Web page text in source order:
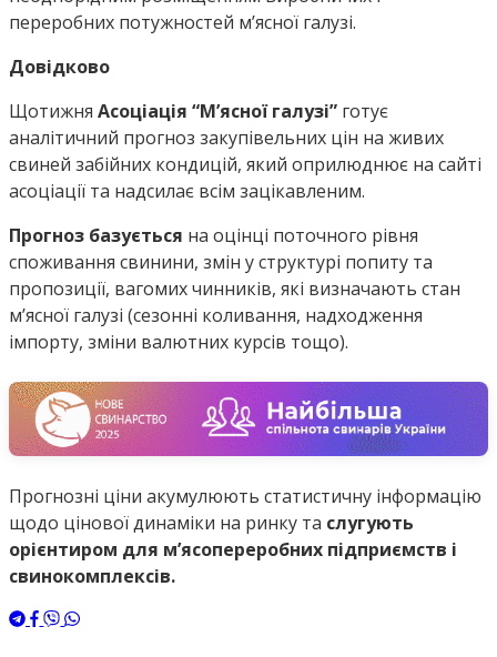
переробних потужностей м’ясної галузі.
Довідково
Щотижня Асоціація “М’ясної галузі” готує
аналітичний прогноз закупівельних цін на живих
свиней забійних кондицій, який оприлюднює на сайті
асоціації та надсилає всім зацікавленим.
Прогноз базується на оцінці поточного рівня
споживання свинини, змін у структурі попиту та
пропозиції, вагомих чинників, які визначають стан
м’ясної галузі (сезонні коливання, надходження
імпорту, зміни валютних курсів тощо).
Прогнозні ціни акумулюють статистичну інформацію
щодо цінової динаміки на ринку та слугують
орієнтиром для м’ясопереробних підприємств і
свинокомплексів.